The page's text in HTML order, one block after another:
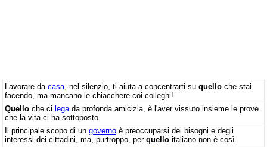
Lavorare da casa , nel silenzio, ti aiuta a concentrarti su quello che stai
facendo, ma mancano le chiacchere coi colleghi!
Quello che ci lega da profonda amicizia, è l'aver vissuto insieme le prove
che la vita ci ha sottoposto.
Il principale scopo di un governo è preoccuparsi dei bisogni e degli
interessi dei cittadini, ma, purtroppo, per quello italiano non è così.